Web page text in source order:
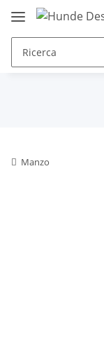
Manzo